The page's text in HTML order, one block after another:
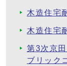
木造住宅
木造住宅
第3次京
ブリック